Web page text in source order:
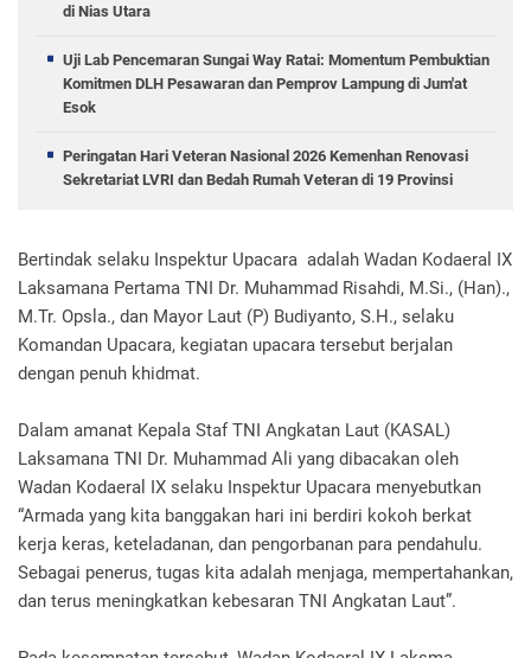
di Nias Utara
Uji Lab Pencemaran Sungai Way Ratai: Momentum Pembuktian
Komitmen DLH Pesawaran dan Pemprov Lampung di Jum'at
Esok
Peringatan Hari Veteran Nasional 2026 Kemenhan Renovasi
Sekretariat LVRI dan Bedah Rumah Veteran di 19 Provinsi
Bertindak selaku Inspektur Upacara adalah Wadan Kodaeral IX
Laksamana Pertama TNI Dr. Muhammad Risahdi, M.Si., (Han).,
M.Tr. Opsla., dan Mayor Laut (P) Budiyanto, S.H., selaku
Komandan Upacara, kegiatan upacara tersebut berjalan
dengan penuh khidmat.
Dalam amanat Kepala Staf TNI Angkatan Laut (KASAL)
Laksamana TNI Dr. Muhammad Ali yang dibacakan oleh
Wadan Kodaeral IX selaku Inspektur Upacara menyebutkan
“Armada yang kita banggakan hari ini berdiri kokoh berkat
kerja keras, keteladanan, dan pengorbanan para pendahulu.
Sebagai penerus, tugas kita adalah menjaga, mempertahankan,
dan terus meningkatkan kebesaran TNI Angkatan Laut”.